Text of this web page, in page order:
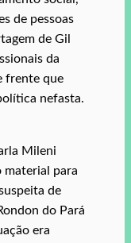
de pessoas
de Gil
da
frente que
nefasta.
Mileni
material para
de
do Pará
era